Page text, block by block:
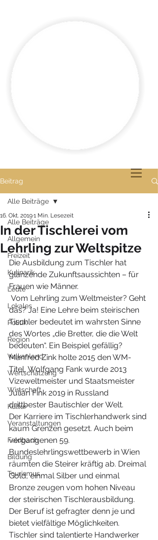
Beitrag
Alle Beiträge
Allgemein
Freizeit
Kulinarik
Leute
Lokales
Politik
Region
Vulkanland
Wertschätzung
Wirtschaft
Kultur
Veranstaltungen
Feldbach
Bildung
Tourismus
Alle Beiträge
In der Tischlerei vom
Lehrling zur Weltspitze
16. Okt. 20191 Min. Lesezeit
Die Ausbildung zum Tischler hat
glänzende Zukunftsaussichten – für
Frauen wie Männer.
das? Ja! Eine Lehre beim steirischen
Tischler bedeutet im wahrsten Sinne
des Wortes „die Bretter, die die Welt
bedeuten“. Ein Beispiel gefällig?
Manfred Zink holte 2015 den WM-
Titel, Wolfgang Fank wurde 2013
Vizeweltmeister und Staatsmeister
Julian Fink 2019 in Russland
drittbester Bautischler der Welt.
Der Karriere im Tischlerhandwerk sind
kaum Grenzen gesetzt. Auch beim
vergangenen 59.
Bundeslehrlingswettbewerb in Wien
räumten die Steirer kräftig ab. Dreimal
Gold, einmal Silber und einmal
Bronze zeugen vom hohen Niveau
der steirischen Tischlerausbildung.
Der Beruf ist gefragter denn je und
bietet vielfältige Möglichkeiten.
Tischler sind talentierte Handwerker